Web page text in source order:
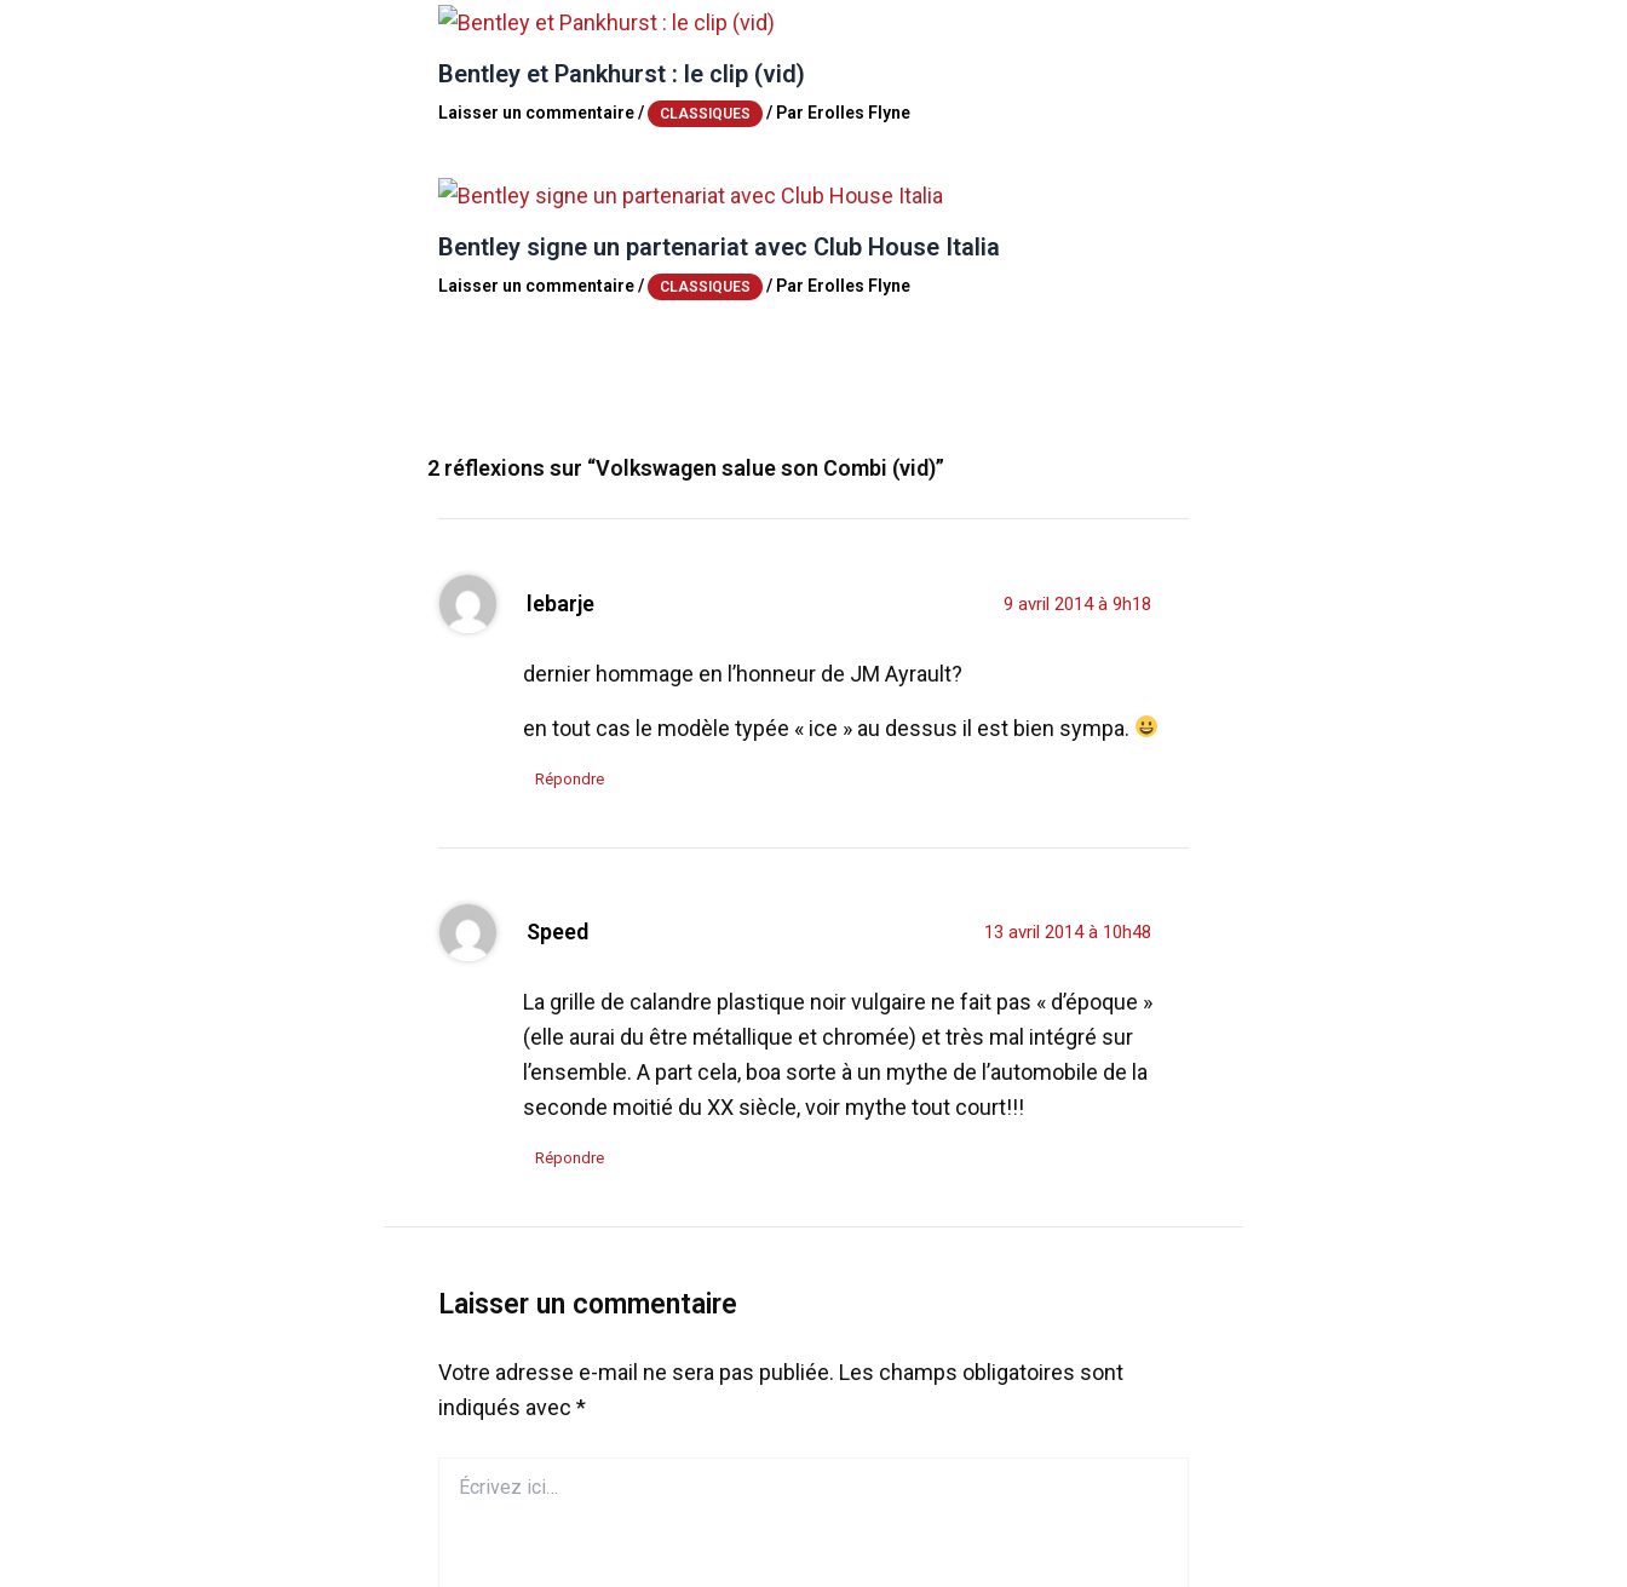
Bentley et Pankhurst : le clip (vid)
Laisser un commentaire/ CLASSIQUES / Par Erolles Flyne
Bentley signe un partenariat avec Club House Italia
Laisser un commentaire/ CLASSIQUES / Par Erolles Flyne
2 réflexions sur “Volkswagen salue son Combi (vid)”
lebarje 9 avril 2014 à 9h18
dernier hommage en l’honneur de JM Ayrault?
en tout cas le modèle typée « ice » au dessus il est bien sympa.
Répondre
Speed 13 avril 2014 à 10h48
La grille de calandre plastique noir vulgaire ne fait pas « d’époque »
(elle aurai du être métallique et chromée) et très mal intégré sur
l’ensemble. A part cela, boa sorte à un mythe de l’automobile de la
seconde moitié du XX siècle, voir mythe tout court!!!
Répondre
Laisser un commentaire
Votre adresse e-mail ne sera pas publiée. Les champs obligatoires sont
indiqués avec *
ici…